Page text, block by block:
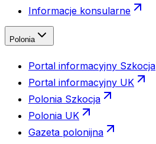
Informacje konsularne
Polonia
Portal informacyjny Szkocja
Portal informacyjny UK
Polonia Szkocja
Polonia UK
Gazeta polonijna